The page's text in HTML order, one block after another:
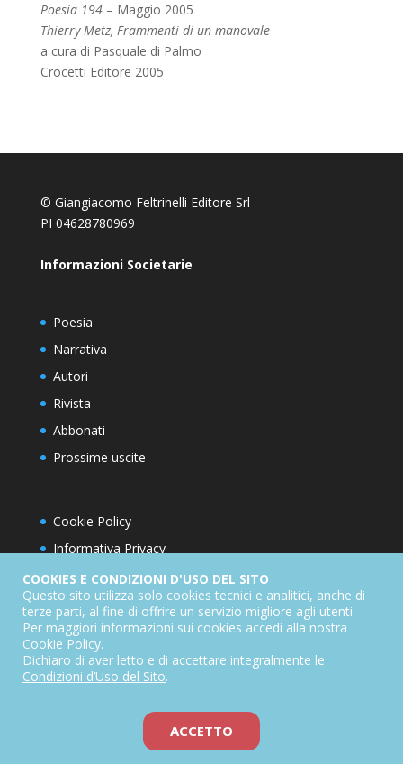
Poesia 194– Maggio 2005
Thierry Metz, Frammenti di un manovale
a cura di Pasquale di Palmo
Crocetti Editore 2005
© Giangiacomo Feltrinelli Editore Srl
PI 04628780969
Informazioni Societarie
Poesia
Narrativa
Autori
Rivista
Abbonati
Prossime uscite
Cookie Policy
Informativa Privacy
Condizioni d’utilizzo del sito
Condizioni generali di abbonamento
Informativa sul diritto di recesso
Dichiarazione di accessibilità
COOKIES E CONDIZIONI D'USO DEL SITO
Questo sito utilizza solo cookies tecnici e analitici, anche di
terze parti, al fine di offrire un servizio migliore agli utenti.
Per maggiori informazioni sui cookies accedi alla nostra
Cookie Policy.
Dichiaro di aver letto e di accettare integralmente le
Condizioni d’Uso del Sito.
ACCETTO